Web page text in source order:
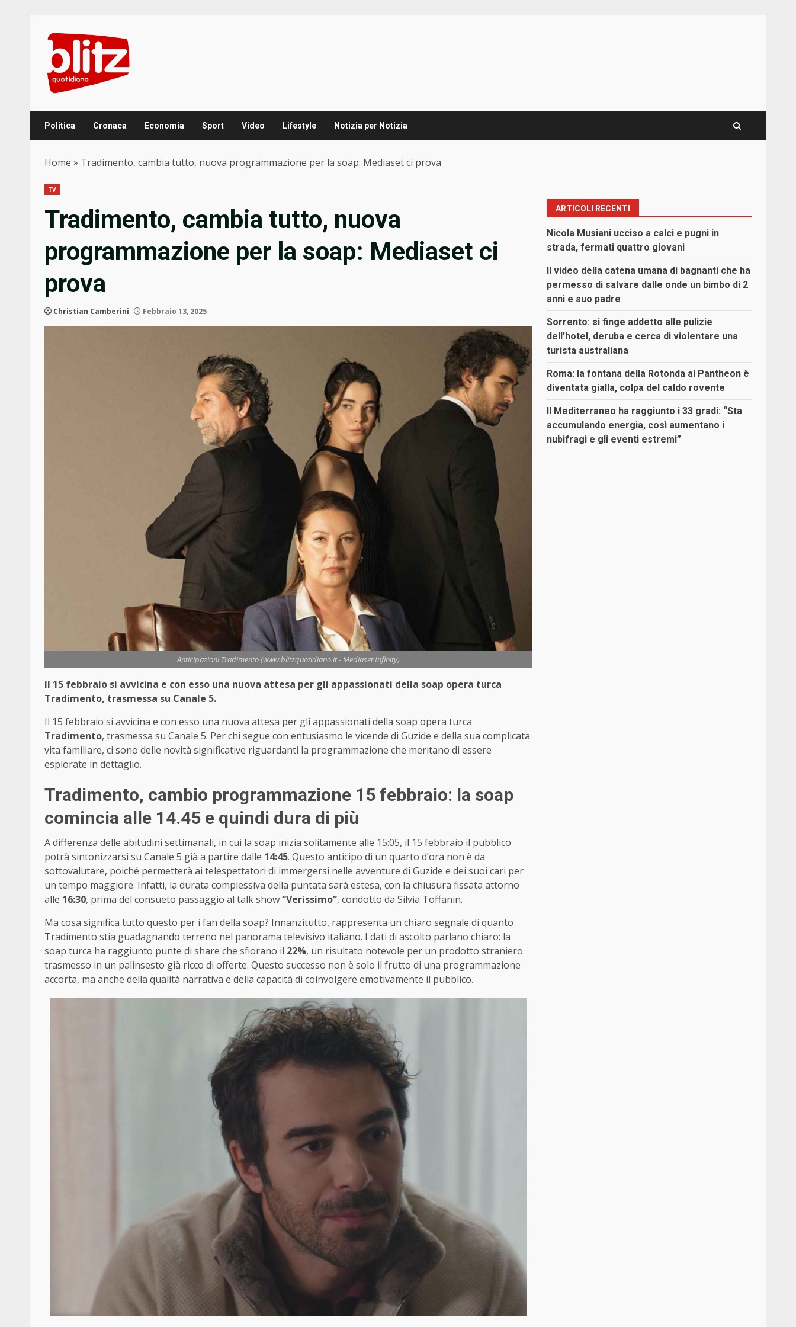
content
Politica Cronaca Economia Sport Video Lifestyle Notizia per Notizia
Home » Tradimento, cambia tutto, nuova programmazione per la soap: Mediaset ci prova
TV
Tradimento, cambia tutto, nuova
programmazione per la soap: Mediaset ci
prova
Christian Camberini Febbraio 13, 2025
Anticipazioni Tradimento (www.blitzquotidiano.it - Mediaset Infinity)
Il 15 febbraio si avvicina e con esso una nuova attesa per gli appassionati della soap opera turca
Tradimento, trasmessa su Canale 5.
Il 15 febbraio si avvicina e con esso una nuova attesa per gli appassionati della soap opera turca
Tradimento, trasmessa su Canale 5. Per chi segue con entusiasmo le vicende di Guzide e della sua complicata
vita familiare, ci sono delle novità significative riguardanti la programmazione che meritano di essere
esplorate in dettaglio.
Tradimento, cambio programmazione 15 febbraio: la soap
comincia alle 14.45 e quindi dura di più
A differenza delle abitudini settimanali, in cui la soap inizia solitamente alle 15:05, il 15 febbraio il pubblico
potrà sintonizzarsi su Canale 5 già a partire dalle 14:45. Questo anticipo di un quarto d’ora non è da
sottovalutare, poiché permetterà ai telespettatori di immergersi nelle avventure di Guzide e dei suoi cari per
un tempo maggiore. Infatti, la durata complessiva della puntata sarà estesa, con la chiusura fissata attorno
alle 16:30, prima del consueto passaggio al talk show“Verissimo”, condotto da Silvia Toffanin.
Ma cosa significa tutto questo per i fan della soap? Innanzitutto, rappresenta un chiaro segnale di quanto
Tradimento stia guadagnando terreno nel panorama televisivo italiano. I dati di ascolto parlano chiaro: la
soap turca ha raggiunto punte di share che sfiorano il 22%, un risultato notevole per un prodotto straniero
trasmesso in un palinsesto già ricco di offerte. Questo successo non è solo il frutto di una programmazione
accorta, ma anche della qualità narrativa e della capacità di coinvolgere emotivamente il pubblico.
ARTICOLI RECENTI
Nicola Musiani ucciso a calci e pugni in
strada, fermati quattro giovani
Il video della catena umana di bagnanti che ha
permesso di salvare dalle onde un bimbo di 2
anni e suo padre
Sorrento: si finge addetto alle pulizie
dell’hotel, deruba e cerca di violentare una
turista australiana
Roma: la fontana della Rotonda al Pantheon è
diventata gialla, colpa del caldo rovente
Il Mediterraneo ha raggiunto i 33 gradi: “Sta
accumulando energia, così aumentano i
nubifragi e gli eventi estremi”